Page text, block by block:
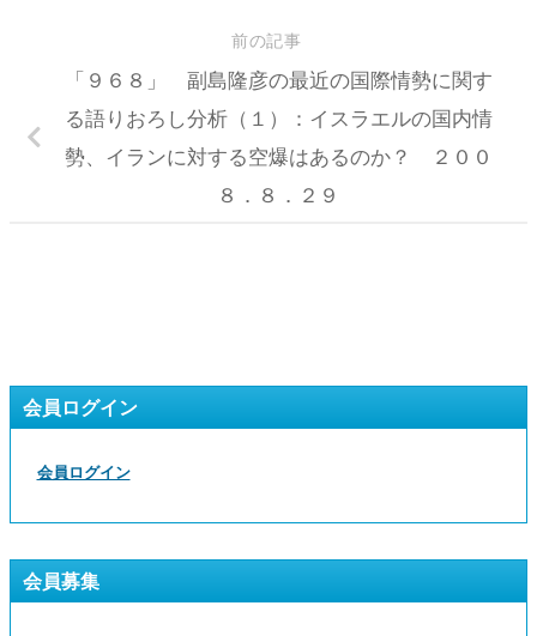
前の記事
「９６８」 副島隆彦の最近の国際情勢に関す
る語りおろし分析（１）：イスラエルの国内情
勢、イランに対する空爆はあるのか？ ２００
８．８．２９
会員ログイン
会員ログイン
会員募集